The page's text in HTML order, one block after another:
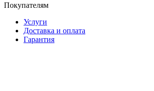
Покупателям
Услуги
Доставка и оплата
Гарантия